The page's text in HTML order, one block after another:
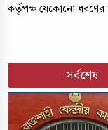
কর্তৃপক্ষ যেকোনো ধরণের
সর্বশেষ